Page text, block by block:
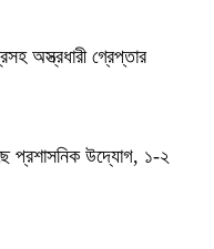
অস্ত্রধারী গ্রেপ্তার
প্রশাসনিক উদ্যোগ, ১-২